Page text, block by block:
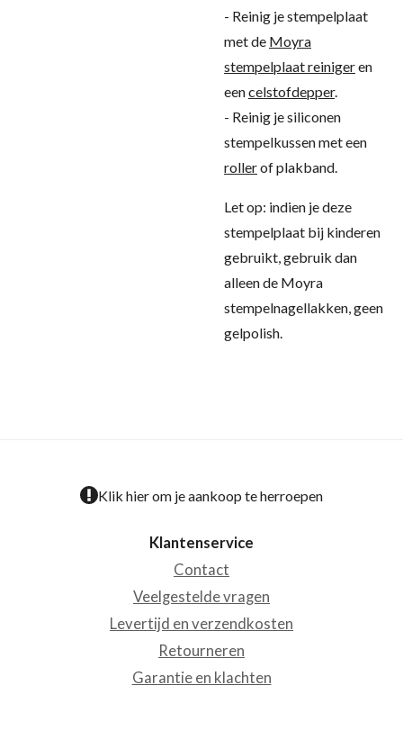
- Reinig je stempelplaat
met de Moyra
stempelplaat reinigeren
eencelstofdepper.
- Reinig je siliconen
stempelkussen met een
rollerof plakband.
Let op: indien je deze
stempelplaat bij kinderen
gebruikt, gebruik dan
alleen de Moyra
stempelnagellakken, geen
gelpolish.
Klik hier om je aankoop te herroepen
Klantenservice
Contact
Veelgestelde vragen
Levertijd en verzendkosten
Retourneren
Garantie en klachten